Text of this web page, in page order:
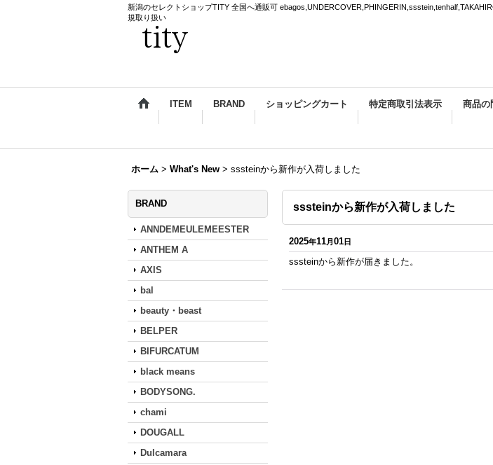
新潟のセレクトショップTITY 全国へ通販可
規取り扱い
ITEM BRAND ショッピングカート 特定商取引法表示 商品の
ホーム > What's New > sssteinから新作が入荷しました
BRAND
ANNDEMEULEMEESTER
ANTHEM A
AXIS
bal
beauty・beast
BELPER
BIFURCATUM
black means
BODYSONG.
chami
DOUGALL
Dulcamara
sssteinから新作が入荷しました
2025年11月01日
sssteinから新作が届きました。